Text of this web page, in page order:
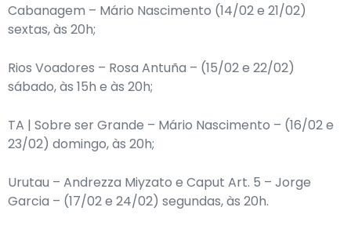
Cabanagem – Mário Nascimento (14/02 e 21/02)
sextas, às 20h;
Rios Voadores – Rosa Antuña – (15/02 e 22/02)
sábado, às 15h e às 20h;
TA | Sobre ser Grande – Mário Nascimento – (16/02 e
23/02) domingo, às 20h;
Urutau – Andrezza Miyzato e Caput Art. 5 – Jorge
Garcia – (17/02 e 24/02) segundas, às 20h.